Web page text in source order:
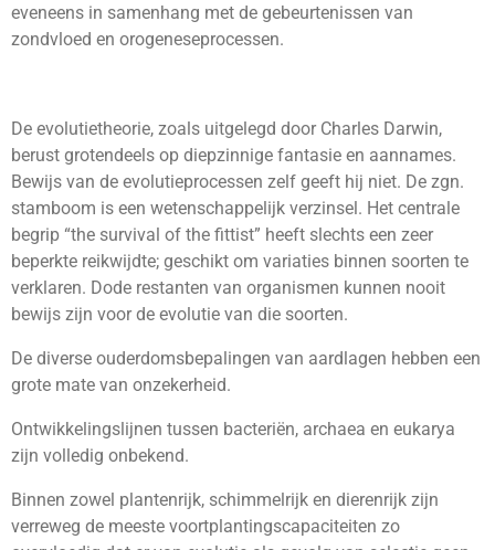
eveneens in samenhang met de gebeurtenissen van
zondvloed en orogeneseprocessen.
De evolutietheorie, zoals uitgelegd door Charles Darwin,
berust grotendeels op diepzinnige fantasie en aannames.
Bewijs van de evolutieprocessen zelf geeft hij niet. De zgn.
stamboom is een wetenschappelijk verzinsel. Het centrale
begrip “the survival of the fittist” heeft slechts een zeer
beperkte reikwijdte; geschikt om variaties binnen soorten te
verklaren. Dode restanten van organismen kunnen nooit
bewijs zijn voor de evolutie van die soorten.
De diverse ouderdomsbepalingen van aardlagen hebben een
grote mate van onzekerheid.
Ontwikkelingslijnen tussen bacteriën, archaea en eukarya
zijn volledig onbekend.
Binnen zowel plantenrijk, schimmelrijk en dierenrijk zijn
verreweg de meeste voortplantingscapaciteiten zo